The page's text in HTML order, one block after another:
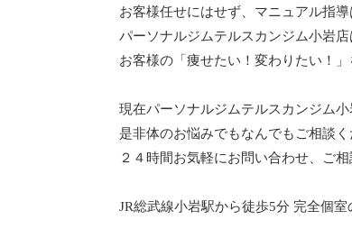
お客様任せにはせず、マニュアル指
パーソナルジムテルスカンジム小岩店
お客様の「痩せたい！変わりたい！
現在パーソナルジムテルスカンジム
是非体のお悩みでもなんでもご相談く
２４時間お気軽にお問い合わせ、ご
JR総武線小岩駅から徒歩5分 完全個